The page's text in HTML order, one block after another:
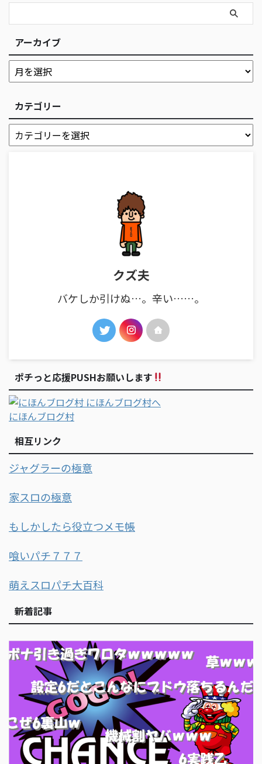
アーカイブ
カテゴリー
クズ夫
バケしか引けぬ…。辛い……。
ポチっと応援PUSHお願いします
にほんブログ村
相互リンク
ジャグラーの極意
家スロの極意
もしかしたら役立つメモ帳
喰いパチ７７７
萌えスロパチ大百科
新着記事